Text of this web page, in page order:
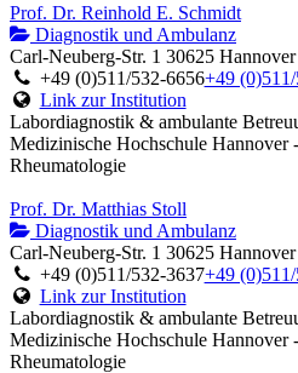
Prof. Dr. Reinhold E. Schmidt
Diagnostik und Ambulanz
Carl-Neuberg-Str. 1 30625 Hannover
+49 (0)511/532-6656+49
Link zur Institution
Labordiagnostik & ambulante
Medizinische Hochschule
Rheumatologie
Prof. Dr. Matthias Stoll
Diagnostik und Ambulanz
Carl-Neuberg-Str. 1 30625 Hannover
+49 (0)511/532-3637+49
Link zur Institution
Labordiagnostik & ambulante
Medizinische Hochschule
Rheumatologie